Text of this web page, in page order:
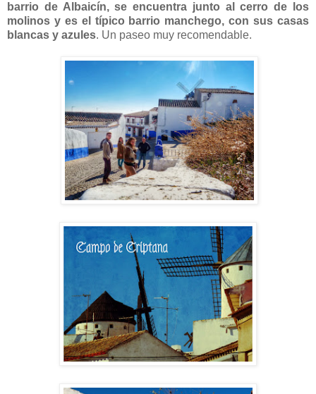
barrio de Albaicín, se encuentra junto al cerro de los
molinos y es el típico barrio manchego, con sus casas
blancas y azules. Un paseo muy recomendable.